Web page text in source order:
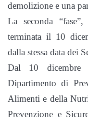
demolizione e una
La seconda
terminata il 10
dalla stessa data dei
Dal 10
Dipartimento di
Alimenti e della
Prevenzione e